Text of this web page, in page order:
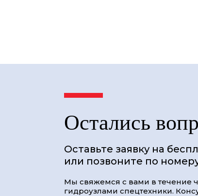
Остались
Оставьте заявку на
или позвоните по
Мы свяжемся с вами в течение
гидроузлами спецтехники.